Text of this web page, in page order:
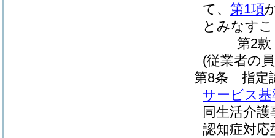
て、 第1項
とみなす
第2款
(従業者の
第8条
指定
サービス
同生活介
認知症対応